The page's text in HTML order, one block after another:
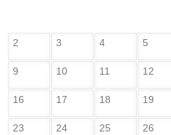
2 3 4 5
9 10 11 12
16 17 18 19
23 24 25 26